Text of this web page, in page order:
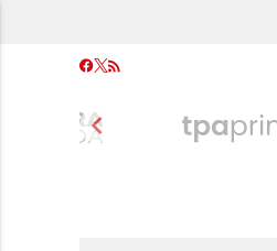
chevron_left